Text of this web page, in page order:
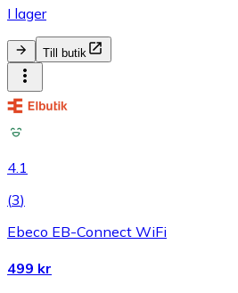
I lager
Till butik
4.1
(3)
Ebeco EB-Connect WiFi
499 kr